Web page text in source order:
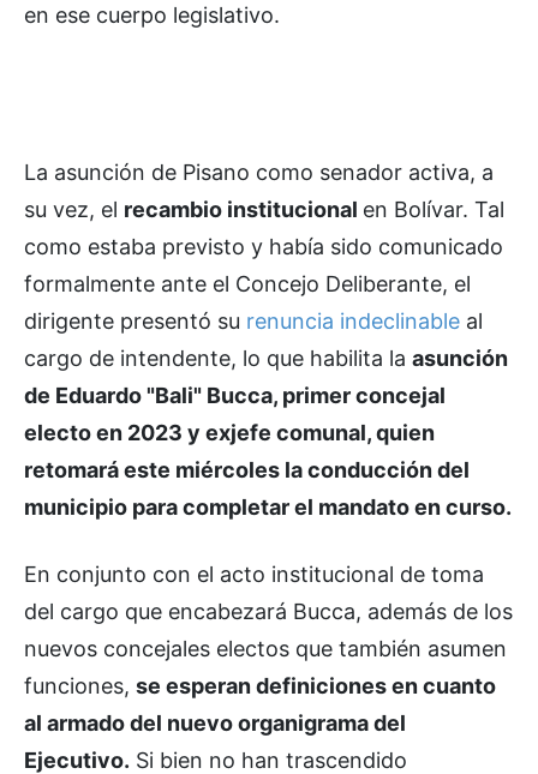
en ese cuerpo legislativo.
La asunción de Pisano como senador activa, a
su vez, el recambio institucional en Bolívar. Tal
como estaba previsto y había sido comunicado
formalmente ante el Concejo Deliberante, el
dirigente presentó su renuncia indeclinable al
cargo de intendente, lo que habilita la asunción
de Eduardo "Bali" Bucca, primer concejal
electo en 2023 y exjefe comunal, quien
retomará este miércoles la conducción del
municipio para completar el mandato en curso.
En conjunto con el acto institucional de toma
del cargo que encabezará Bucca, además de los
nuevos concejales electos que también asumen
funciones, se esperan definiciones en cuanto
al armado del nuevo organigrama del
Ejecutivo. Si bien no han trascendido